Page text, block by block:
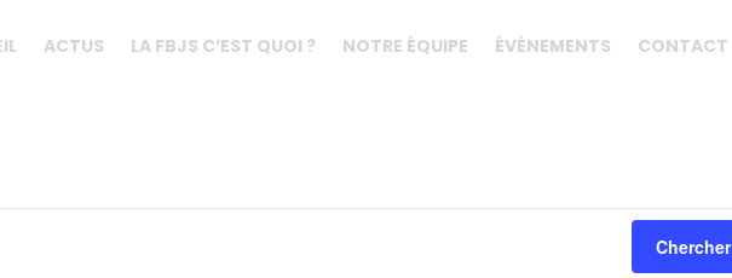
ACTUS LA FBJS C’EST QUOI ? NOTRE ÉQUIPE ÉVÈNEMENTS CONTACT
Chercher